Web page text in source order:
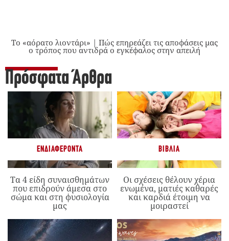
Το «αόρατο λιοντάρι» | Πώς επηρεάζει τις αποφάσεις μας
ο τρόπος που αντιδρά ο εγκέφαλος στην απειλή
Πρόσφατα Άρθρα
ΕΝΔΙΑΦΈΡΟΝΤΑ
Τα 4 είδη συναισθημάτων
που επιδρούν άμεσα στο
σώμα και στη φυσιολογία
μας
ΒΙΒΛΊΑ
Οι σχέσεις θέλουν χέρια
ενωμένα, ματιές καθαρές
και καρδιά έτοιμη να
μοιραστεί